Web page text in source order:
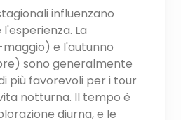
influenzano
La
e l'autunno
sono generalmente
più favorevoli per i tour
notturna. Il tempo è
diurna, e le